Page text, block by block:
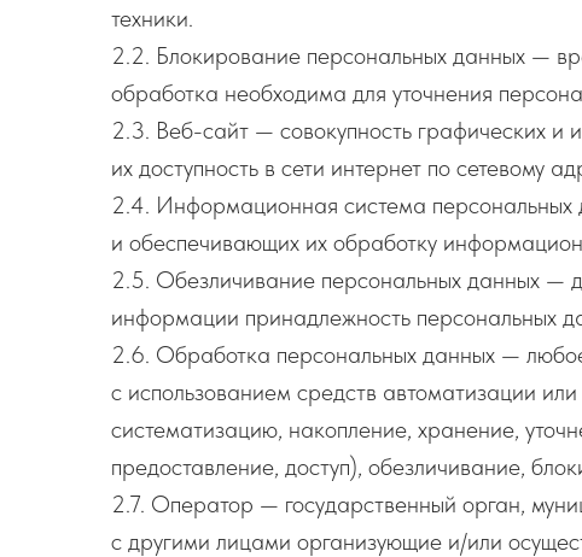
техники.
2.2. Блокирование персональных данных —
обработка необходима для уточнения
2.3. Веб-сайт — совокупность графических
их доступность в сети интернет по сетевому
2.4. Информационная система персональных
и обеспечивающих их обработку
2.5. Обезличивание персональных данных —
информации принадлежность персональных
2.6. Обработка персональных данных —
с использованием средств автоматизации
систематизацию, накопление, хранение,
предоставление, доступ), обезличивание,
2.7. Оператор — государственный орган,
с другими лицами организующие и/или